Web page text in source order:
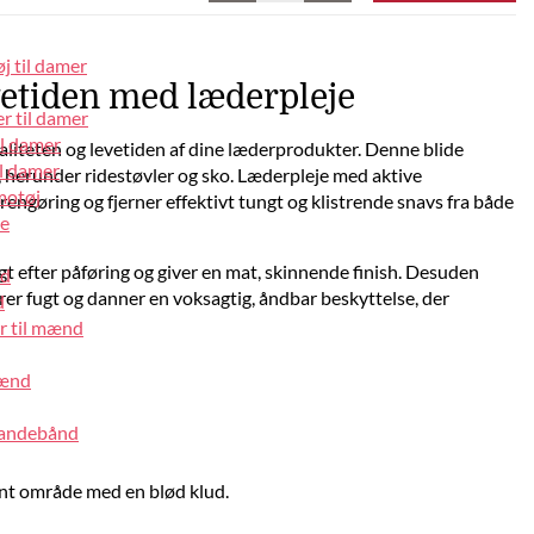
til damer
til damer
damer
damer
til mænd
med læderpleje
og levetiden af dine læderprodukter. Denne blide
ridestøvler og sko. Læderpleje med aktive
og fjerner effektivt tungt og klistrende snavs fra både
påføring og giver en mat, skinnende finish. Desuden
fugt og danner en voksagtig, åndbar beskyttelse, der
område med en blød klud.